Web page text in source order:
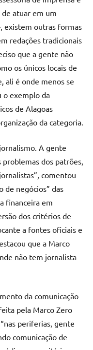
atuar em um
existem outras formas
redações tradicionais
que a gente não
os únicos locais de
ali é onde menos se
o exemplo da
de Alagoas
da categoria.
A gente
dos patrões,
comentou
de negócios” das
financeira em
dos critérios de
a fontes oficiais e
que a Marco
não tem jornalista
da comunicação
pela Marco Zero
periferias, gente
comunicação de